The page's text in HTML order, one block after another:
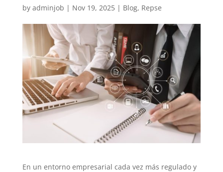
by adminjob | Nov 19, 2025| Blog, Repse
En un entorno empresarial cada vez más regulado y